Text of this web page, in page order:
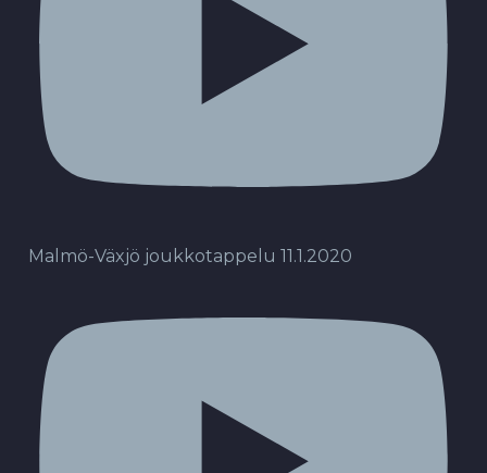
Malmö-Växjö joukkotappelu 11.1.2020